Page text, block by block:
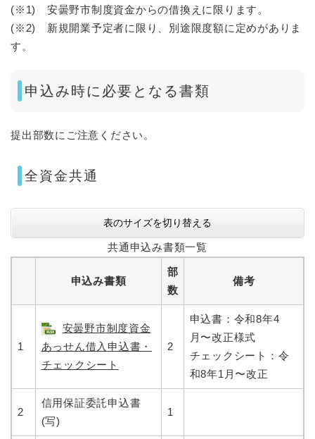
(※1) 安曇野市制度資金からの借換えに限ります。
(※2) 新規開業予定者に限り、別途限度額に定めがありま
す。
申込み時に必要となる書類
提出部数にご注意ください。
全資金共通
表のサイズを切り替える
共通申込み書類一覧
申込み書類
部
数
備考
1
安曇野市制度資金
あっせん借入申込書・
チェックシート
2
申込書：令和8年4
月〜改正様式
チェックシート：令
和8年1月〜改正
2
信用保証委託申込書
(写)​
1